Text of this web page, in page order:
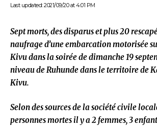
Last updated: 2021/09/20 at 4:01 PM
Sept morts, des disparus et plus 20
naufrage d’une embarcation motorisée
Kivu dans la soirée de dimanche 19
niveau de Ruhunde dans le territoire de
Kivu.
Selon des sources de la société civile
personnes mortes il y a 2 femmes, 3